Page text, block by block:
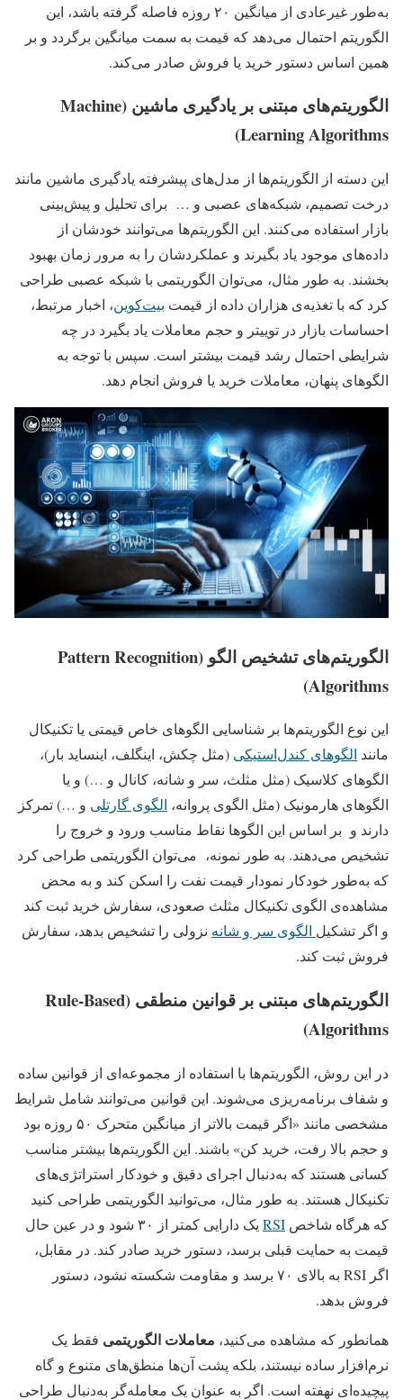
به‌طور غیرعادی از میانگین ۲۰ روزه فاصله گرفته باشد، این
الگوریتم احتمال می‌دهد که قیمت به سمت میانگین برگردد و بر
همین اساس دستور خرید یا فروش صادر می‌کند.
الگوریتم‌های مبتنی بر یادگیری ماشین (Machine
Learning Algorithms)
این دسته از الگوریتم‌ها از مدل‌های پیشرفته یادگیری ماشین مانند
درخت تصمیم، شبکه‌های عصبی و … برای تحلیل و پیش‌بینی
بازار استفاده می‌کنند. این الگوریتم‌ها می‌توانند خودشان از
داده‌های موجود یاد بگیرند و عملکردشان را به مرور زمان بهبود
بخشند. به طور مثال، می‌توان الگوریتمی با شبکه عصبی طراحی
کرد که با تغذیه‌ی هزاران داده از قیمت بیت‌کوین، اخبار مرتبط،
احساسات بازار در توییتر و حجم معاملات یاد بگیرد در چه
شرایطی احتمال رشد قیمت بیشتر است. سپس با توجه به
الگوهای پنهان، معاملات خرید یا فروش انجام دهد.
الگوریتم‌های تشخیص الگو (Pattern Recognition
Algorithms)
این نوع الگوریتم‌ها بر شناسایی الگوهای خاص قیمتی یا تکنیکال
مانند الگوهای کندل‌استیکی (مثل چکش، اینگلف، اینساید بار)،
الگوهای کلاسیک (مثل مثلث، سر و شانه، کانال و …) و یا
الگوهای هارمونیک (مثل الگوی پروانه، الگوی گارتلی و …) تمرکز
دارند و بر اساس این الگوها نقاط مناسب ورود و خروج را
تشخیص می‌دهند. به طور نمونه، می‌توان الگوریتمی طراحی کرد
که به‌طور خودکار نمودار قیمت نفت را اسکن کند و به محض
مشاهده‌ی الگوی تکنیکال مثلث صعودی، سفارش خرید ثبت کند
و اگر تشکیل الگوی سر و شانه نزولی را تشخیص بدهد، سفارش
فروش ثبت کند.
الگوریتم‌های مبتنی بر قوانین منطقی (Rule-Based
Algorithms)
در این روش، الگوریتم‌ها با استفاده از مجموعه‌ای از قوانین ساده
و شفاف برنامه‌ریزی می‌شوند. این قوانین می‌توانند شامل شرایط
مشخصی مانند «اگر قیمت بالاتر از میانگین متحرک ۵۰ روزه بود
و حجم بالا رفت، خرید کن» باشند. این الگوریتم‌ها بیشتر مناسب
کسانی هستند که به‌دنبال اجرای دقیق و خودکار استراتژی‌های
تکنیکال هستند. به طور مثال، می‌توانید الگوریتمی طراحی کنید
که هرگاه شاخص RSI
یک دارایی کمتر از ۳۰ شود و در عین حال
قیمت به حمایت قبلی برسد، دستور خرید صادر کند. در مقابل،
اگر RSI به بالای ۷۰ برسد و مقاومت شکسته نشود، دستور
فروش بدهد.
همانطور که مشاهده می‌کنید، معاملات الگوریتمی فقط یک
نرم‌افزار ساده نیستند، بلکه پشت آن‌ها منطق‌های متنوع و گاه
پیچیده‌ای نهفته است. اگر به عنوان یک معامله‌گر به‌دنبال طراحی